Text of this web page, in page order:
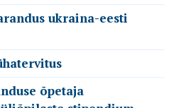
ukraina-eesti
õpetaja